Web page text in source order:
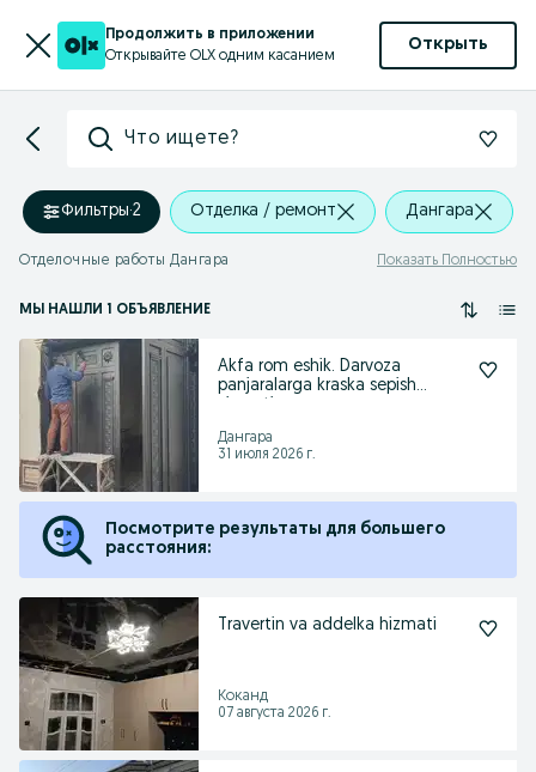
Продолжить в приложении
Открывайте OLX одним касанием
Открыть
Что ищете?
Фильтры·2 Отделка / ремонт Дангара
Отделочные работы Дангара Показать Полностью
МЫ НАШЛИ 1 ОБЪЯВЛЕНИЕ
Akfa rom eshik. Darvoza
panjaralarga kraska sepish
Дангара
31 июля 2026 г.
Посмотрите результаты для большего
расстояния:
Travertin va addelka hizmati
Коканд
07 августа 2026 г.